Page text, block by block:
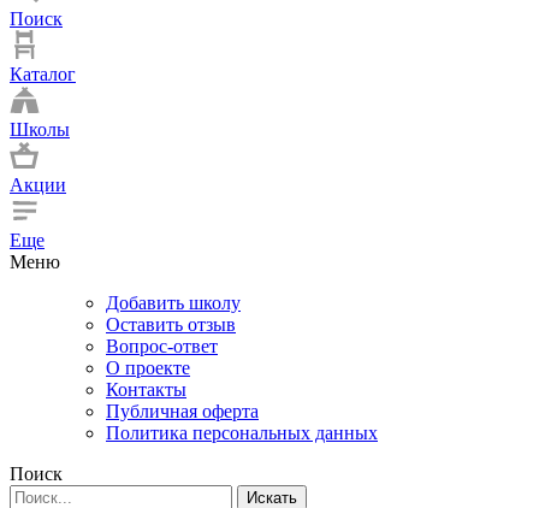
Поиск
Каталог
Школы
Акции
Еще
Меню
Добавить школу
Оставить отзыв
Вопрос-ответ
О проекте
Контакты
Публичная оферта
Политика персональных данных
Поиск
Искать